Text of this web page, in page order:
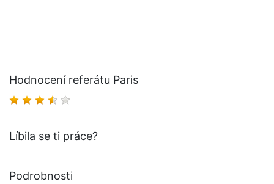
Hodnocení referátu Paris
Líbila se ti práce?
Podrobnosti